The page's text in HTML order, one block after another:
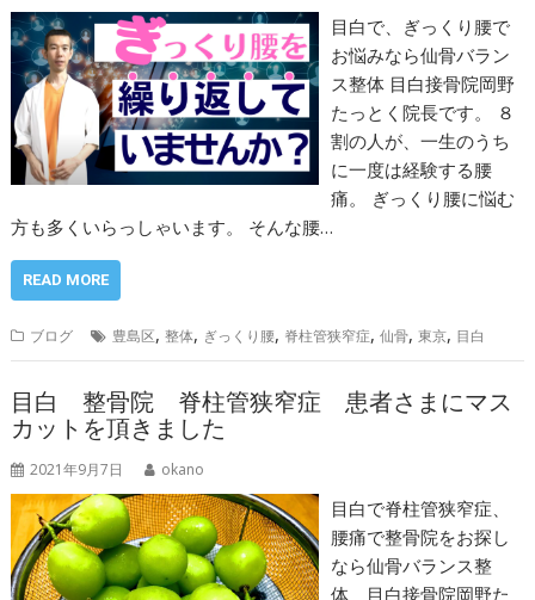
目白で、ぎっくり腰で
お悩みなら仙骨バラン
ス整体 目白接骨院岡野
たっとく院長です。 ８
割の人が、一生のうち
に一度は経験する腰
痛。 ぎっくり腰に悩む
方も多くいらっしゃいます。 そんな腰…
READ MORE
ブログ 豊島区,整体, ぎっくり腰, 脊柱管狭窄症,仙骨,東京, 目白
目白 整骨院 脊柱管狭窄症 患者さまにマス
カットを頂きました
2021年9月7日 okano
目白で脊柱管狭窄症、
腰痛で整骨院をお探し
なら仙骨バランス整
体 目白接骨院岡野た